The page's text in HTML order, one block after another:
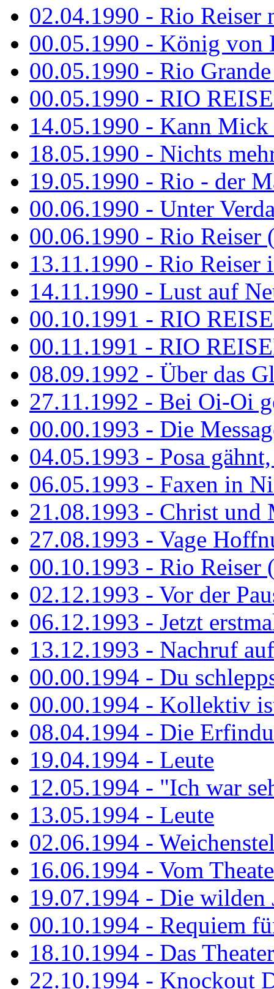
02.04.1990 - Rio
00.05.1990 - König von
00.05.1990 - Rio
00.05.1990 - RIO
14.05.1990 - Kann Mick
18.05.1990 - Nichts
19.05.1990 - Rio - der
00.06.1990 - Unter
00.06.1990 - Rio Reiser
13.11.1990 - Rio Reiser
14.11.1990 - Lust auf
00.10.1991 - RIO
00.11.1991 - RIO
08.09.1992 - Über das
27.11.1992 - Bei Oi-Oi
00.00.1993 - Die
04.05.1993 - Posa
06.05.1993 - Faxen in
21.08.1993 - Christ und
27.08.1993 - Vage
00.10.1993 - Rio Reiser
02.12.1993 - Vor der
06.12.1993 - Jetzt
13.12.1993 - Nachruf
00.00.1994 - Du
00.00.1994 - Kollektiv
08.04.1994 - Die
19.04.1994 - Leute
12.05.1994 - "Ich war
13.05.1994 - Leute
02.06.1994 -
16.06.1994 - Vom
19.07.1994 - Die wilden
00.10.1994 - Requiem
18.10.1994 - Das
22.10.1994 - Knockout